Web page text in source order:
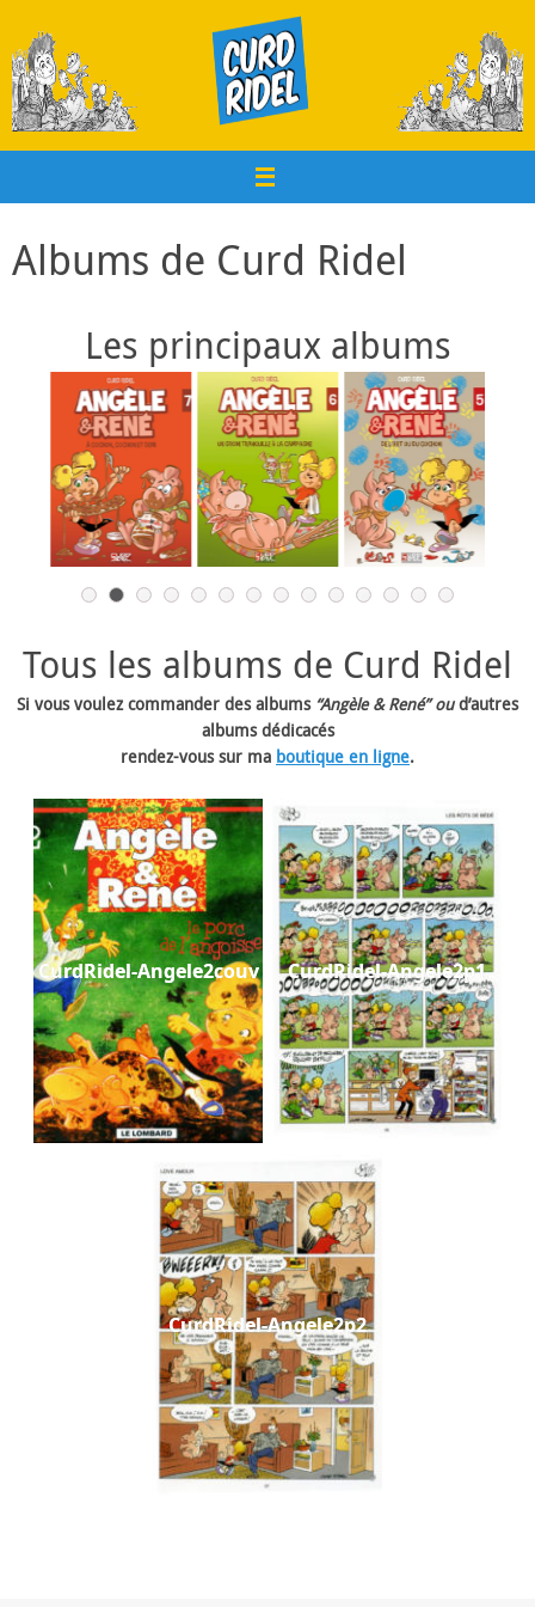
contenu
Albums de Curd Ridel
Les principaux albums
Tous les albums de Curd Ridel
Si vous voulez commander des albums “Angèle & René” oud’autres
albums dédicacés
rendez-vous sur ma boutique en ligne.
CurdRidel-Angele2couv CurdRidel-Angele2p1
CurdRidel-Angele2p2